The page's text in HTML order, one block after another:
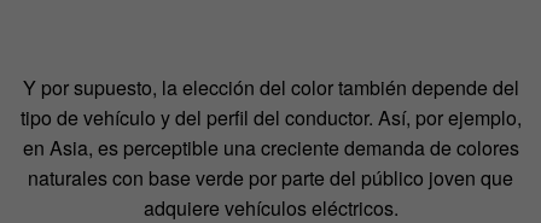
Y por supuesto, la elección del color también depende del
tipo de vehículo y del perfil del conductor. Así, por ejemplo,
en Asia, es perceptible una creciente demanda de colores
naturales con base verde por parte del público joven que
adquiere vehículos eléctricos.